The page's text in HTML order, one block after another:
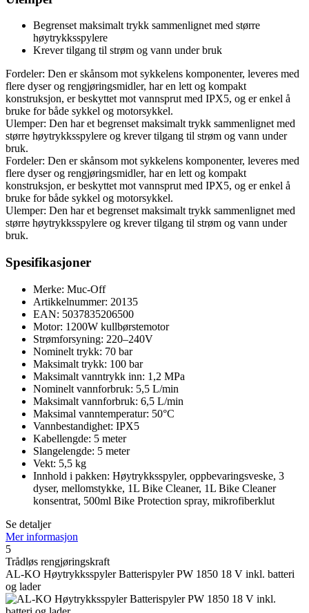
Begrenset maksimalt trykk sammenlignet med større
høytrykksspylere
Krever tilgang til strøm og vann under bruk
Fordeler: Den er skånsom mot sykkelens komponenter, leveres med
flere dyser og rengjøringsmidler, har en lett og kompakt
konstruksjon, er beskyttet mot vannsprut med IPX5, og er enkel å
bruke for både sykkel og motorsykkel.
Ulemper: Den har et begrenset maksimalt trykk sammenlignet med
større høytrykksspylere og krever tilgang til strøm og vann under
bruk.
Fordeler: Den er skånsom mot sykkelens komponenter, leveres med
flere dyser og rengjøringsmidler, har en lett og kompakt
konstruksjon, er beskyttet mot vannsprut med IPX5, og er enkel å
bruke for både sykkel og motorsykkel.
Ulemper: Den har et begrenset maksimalt trykk sammenlignet med
større høytrykksspylere og krever tilgang til strøm og vann under
bruk.
Spesifikasjoner
Merke: Muc-Off
Artikkelnummer: 20135
EAN: 5037835206500
Motor: 1200W kullbørstemotor
Strømforsyning: 220–240V
Nominelt trykk: 70 bar
Maksimalt trykk: 100 bar
Maksimalt vanntrykk inn: 1,2 MPa
Nominelt vannforbruk: 5,5 L/min
Maksimalt vannforbruk: 6,5 L/min
Maksimal vanntemperatur: 50°C
Vannbestandighet: IPX5
Kabellengde: 5 meter
Slangelengde: 5 meter
Vekt: 5,5 kg
Innhold i pakken: Høytrykksspyler, oppbevaringsveske, 3
dyser, mellomstykke, 1L Bike Cleaner, 1L Bike Cleaner
konsentrat, 500ml Bike Protection spray, mikrofiberklut
Se detaljer
Mer informasjon
5
Trådløs rengjøringskraft
AL-KO Høytrykksspyler Batterispyler PW 1850 18 V inkl. batteri
og lader